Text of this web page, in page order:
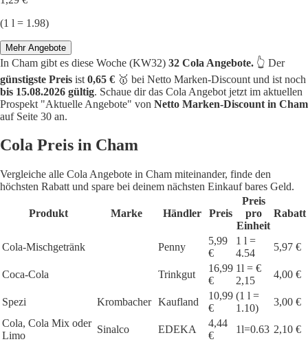
(1 l = 1.98)
Mehr Angebote
In Cham gibt es diese Woche (KW32) 32 Cola Angebote. 👆 Der
günstigste Preis ist 0,65 € 🥇 bei Netto Marken-Discount und ist noch
bis 15.08.2026 gültig. Schaue dir das Cola Angebot jetzt im aktuellen
Prospekt "Aktuelle Angebote" von Netto Marken-Discount in Cham
auf Seite 30 an.
Cola Preis in Cham
Vergleiche alle Cola Angebote in Cham miteinander, finde den
höchsten Rabatt und spare bei deinem nächsten Einkauf bares Geld.
Produkt Marke Händler Preis
Preis
pro
Einheit
Rabatt
Cola-Mischgetränk Penny
5,99
€
1 l =
4.54
5,97 €
Coca-Cola Trinkgut
16,99
€
1l = €
2,15
4,00 €
Spezi Krombacher Kaufland
10,99
€
(1 l =
1.10)
3,00 €
Cola, Cola Mix oder
Limo
Sinalco EDEKA
4,44
€
1l=0.63 2,10 €